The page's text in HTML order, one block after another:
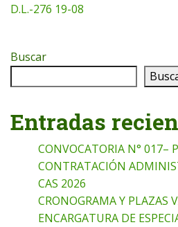
D.L.-276 19-08
Buscar
Entradas
CONVOCATORIA N° 017–
CONTRATACIÓN
CAS 2026
CRONOGRAMA Y PLAZAS
ENCARGATURA DE